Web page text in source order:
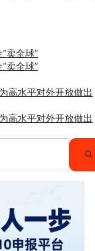
卖全球”
卖全球”
高水平对外开放做出
高水平对外开放做出